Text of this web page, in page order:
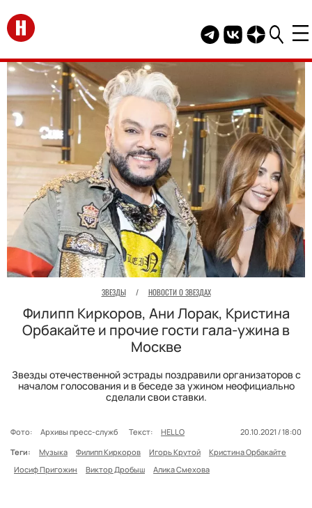
Перейти на главную
Telegram канал
Группа HELLO
Канал
ЗВЕЗДЫ / НОВОСТИ О ЗВЕЗДАХ
Филипп Киркоров, Ани Лорак, Кристина
Орбакайте и прочие гости гала-ужина в
Москве
Звезды отечественной эстрады поздравили организаторов с
началом голосования и в беседе за ужином неофициально
сделали свои ставки.
Фото: Архивы пресс-служб Текст: HELLO
20.10.2021 / 18:00
Теги:
Музыка Филипп Киркоров Игорь Крутой
Кристина Орбакайте
Иосиф Пригожин
Виктор Дробыш Алика Смехова